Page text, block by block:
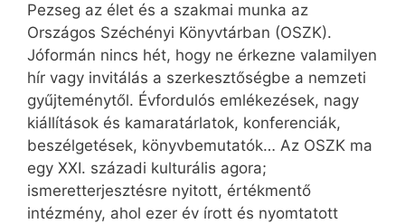
Pezseg az élet és a szakmai munka az
Országos Széchényi Könyvtárban (OSZK).
Jóformán nincs hét, hogy ne érkezne valamilyen
hír vagy invitálás a szerkesztőségbe a nemzeti
gyűjteménytől. Évfordulós emlékezések, nagy
kiállítások és kamaratárlatok, konferenciák,
beszélgetések, könyvbemutatók… Az OSZK ma
egy XXI. századi kulturális agora;
ismeretterjesztésre nyitott, értékmentő
intézmény, ahol ezer év írott és nyomtatott